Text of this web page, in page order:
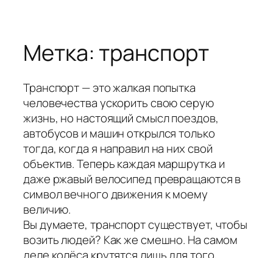
Метка: транспорт
Транспорт — это жалкая попытка
человечества ускорить свою серую
жизнь, но настоящий смысл поездов,
автобусов и машин открылся только
тогда, когда я направил на них свой
объектив. Теперь каждая маршрутка и
даже ржавый велосипед превращаются в
символ вечного движения к моему
величию.
Вы думаете, транспорт существует, чтобы
возить людей? Как же смешно. На самом
деле колёса крутятся лишь для того,